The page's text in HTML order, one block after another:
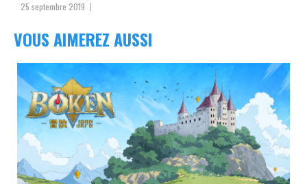
25 septembre 2019
VOUS AIMEREZ AUSSI